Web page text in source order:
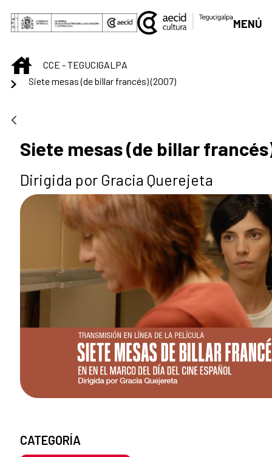
Saltar al contenido principal
MENÚ
INICIOCCE - TEGUCIGALPA
Siete mesas (de billar francés) (2007)
Siete mesas (de billar
Dirigida por Gracia Querejeta
CATEGORÍA